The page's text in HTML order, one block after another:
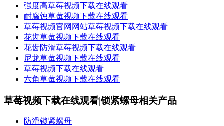
强度高​草莓视频下载在线观看
耐腐蚀​草莓视频下载在线观看
​草莓视频官网网站草莓视频下载在线观看
花齿草莓视频下载在线观看
花齿防滑草莓视频下载在线观看
尼龙草莓视频下载在线观看
​草莓视频下载在线观看
六角草莓视频下载在线观看
草莓视频下载在线观看|锁紧螺母相关产品
防滑锁紧螺母